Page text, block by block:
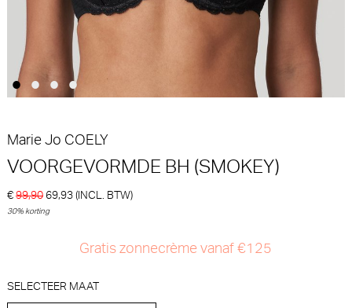
69,93
PrimaDonna Salerno String -
Luxestring (Evening Red)
Marie Jo COELY
VOORGEVORMDE BH (SMOKEY)
€99,90 69,93(INCL. BTW)
30% korting
Gratis zonnecrème vanaf €125
SELECTEER MAAT